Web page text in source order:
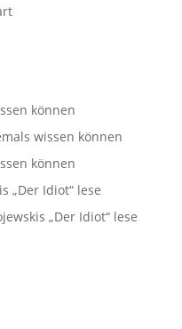
können
wissen können
können
„Der Idiot“ lese
„Der Idiot“ lese